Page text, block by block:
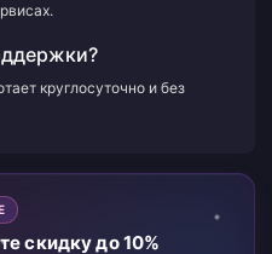
круглосуточно и без
скидку до 10%